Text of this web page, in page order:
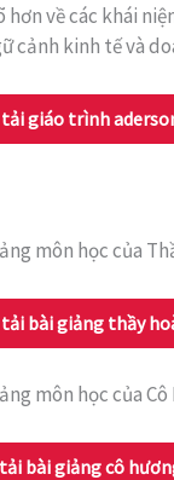
về các khái
cảnh kinh tế và
tải giáo trình
môn học của
tải bài giảng thầy
môn học của
tải bài giảng cô